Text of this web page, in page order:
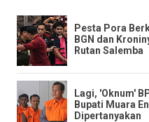
​Pesta Pora
BGN dan
Rutan Salemba
​Lagi, 'Oknum'
Bupati Muara
Dipertanyakan